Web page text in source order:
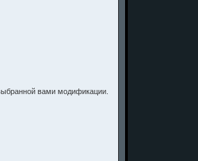
вами модификации.